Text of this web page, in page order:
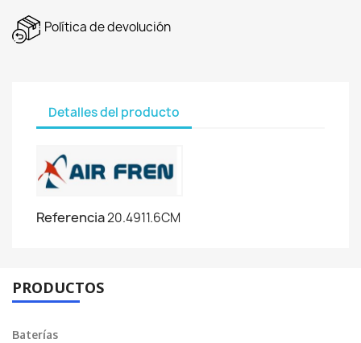
Política de devolución
Detalles del producto
Referencia20.4911.6CM
PRODUCTOS
Baterías